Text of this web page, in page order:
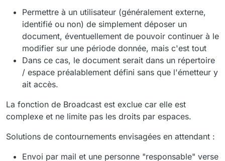
Permettre à un utilisateur (généralement externe,
identifié ou non) de simplement déposer un
document, éventuellement de pouvoir continuer à le
modifier sur une période donnée, mais c'est tout
Dans ce cas, le document serait dans un répertoire
/ espace préalablement défini sans que l'émetteur y
ait accès.
La fonction de Broadcast est exclue car elle est
complexe et ne limite pas les droits par espaces.
Solutions de contournements envisagées en attendant :
Envoi par mail et une personne "responsable" verse